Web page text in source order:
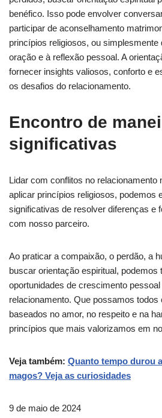
benéfico. Isso pode envolver
participar de aconselhamento
princípios religiosos, ou simplesmente
oração e à reflexão pessoal. A
fornecer insights valiosos, conforto e
os desafios do relacionamento.
Encontro de
significativas
Lidar com conflitos no relacionamento
aplicar princípios religiosos, podemos
significativas de resolver diferenças e
com nosso parceiro.
Ao praticar a compaixão, o perdão, a
buscar orientação espiritual,
oportunidades de crescimento
relacionamento. Que possamos todos
baseados no amor, no respeito e na
princípios que mais valorizamos em
Veja também: Quanto tempo durou
magos? Veja as curiosidades
9 de maio de 2024